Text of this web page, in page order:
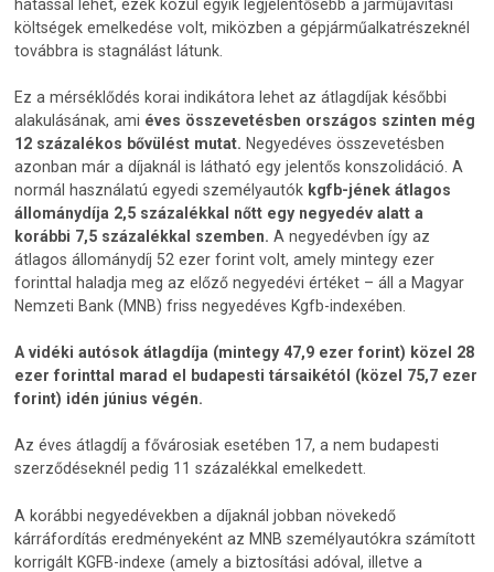
hatással lehet, ezek közül egyik legjelentősebb a járműjavítási
költségek emelkedése volt, miközben a gépjárműalkatrészeknél
továbbra is stagnálást látunk.
Ez a mérséklődés korai indikátora lehet az átlagdíjak későbbi
alakulásának, ami éves összevetésben országos szinten még
12 százalékos bővülést mutat. Negyedéves összevetésben
azonban már a díjaknál is látható egy jelentős konszolidáció. A
normál használatú egyedi személyautók kgfb-jének átlagos
állománydíja 2,5 százalékkal nőtt egy negyedév alatt a
korábbi 7,5 százalékkal szemben. A negyedévben így az
átlagos állománydíj 52 ezer forint volt, amely mintegy ezer
forinttal haladja meg az előző negyedévi értéket – áll a Magyar
Nemzeti Bank (MNB) friss negyedéves Kgfb-indexében.
A vidéki autósok átlagdíja (mintegy 47,9 ezer forint) közel 28
ezer forinttal marad el budapesti társaikétól (közel 75,7 ezer
forint) idén június végén.
Az éves átlagdíj a fővárosiak esetében 17, a nem budapesti
szerződéseknél pedig 11 százalékkal emelkedett.
A korábbi negyedévekben a díjaknál jobban növekedő
kárráfordítás eredményeként az MNB személyautókra számított
korrigált KGFB-indexe (amely a biztosítási adóval, illetve a